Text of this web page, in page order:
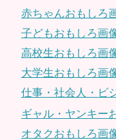
赤ちゃんおもしろ
子どもおもしろ画
高校生おもしろ画
大学生おもしろ画
仕事・社会人・ビ
ギャル・ヤンキー
オタクおもしろ画